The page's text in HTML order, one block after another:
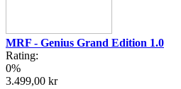
MRF - Genius Grand Edition 1.0
Rating:
0%
3.499,00 kr